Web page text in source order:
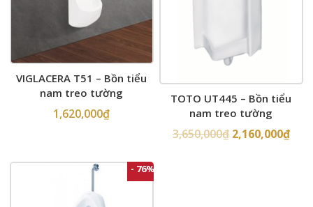
VIGLACERA T51 – Bồn tiểu
nam treo tường
1,620,000₫
TOTO UT445 – Bồn tiểu
nam treo tường
3,650,000₫ 2,160,000₫
- 76%